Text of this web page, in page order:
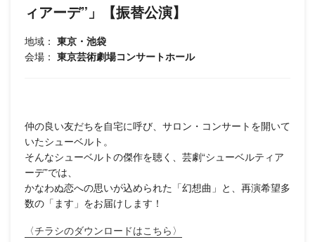
ィアーデ”」【振替公演】
地域： 東京・池袋
会場： 東京芸術劇場コンサートホール
仲の良い友だちを自宅に呼び、サロン・コンサートを開いて
いたシューベルト。
そんなシューベルトの傑作を聴く、芸劇“シューベルティア
ーデ”では、
かなわぬ恋への思いが込められた「幻想曲」と、再演希望多
数の「ます」をお届けします！
〈チラシのダウンロードはこちら〉